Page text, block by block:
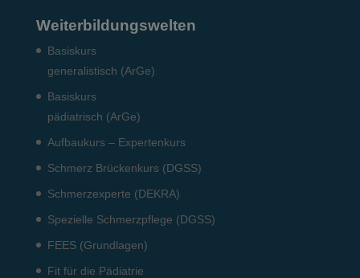
Weiterbildungswelten
Basiskurs
generalistisch (ArGe)
Basiskurs
pädiatrisch (ArGe)
Aufbaukurs – Expertenkurs
Schmerz Brückenkurs (DGSS)
Schmerzexperte (DEKRA)
Spezielle Schmerzpflege (DGSS)
FEES (Grundlagen)
Fit für die Pädiatrie